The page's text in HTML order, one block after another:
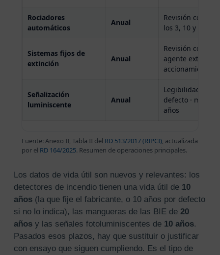
Rociadores
automáticos
Anual
Revisión
los 3, 10 y 25
Sistemas fijos de
extinción
Anual
Revisión
agente extintor
accionamiento
Señalización
luminiscente
Anual
Legibilidad e
defecto ·
años
Fuente: Anexo II, Tabla II del RD 513/2017 (RIPCI), actualizada
por el RD 164/2025. Resumen de operaciones principales.
Los datos de vida útil son nuevos y relevantes: los
detectores de incendio tienen una vida útil de 10
años(la que fije el fabricante, o 10 años por defecto
si no lo indica), las mangueras de las BIE de 20
añosy las señales fotoluminiscentes de 10 años.
Pasados esos plazos, hay que sustituir o justificar
con ensayo que siguen cumpliendo. Es el tipo de